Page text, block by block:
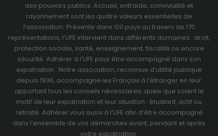
des pouvoirs publics. Accueil, entraide, convivialité et
rayonnement sont les quatre valeurs essentielles de
l’association. Présente dans 100 pays au travers de 170
représentations, l’UFE intervient dans différents domaines : droit,
protection sociale, santé, enseignement, fiscalité ou encore
sécurité. Adhérer à l’UFE pour être accompagné dans son
expatriation : Notre association, reconnue d’utilité publique
depuis 1936, accompagne les Français à l’étranger en leur
apportant tous les conseils nécessaires, quels que soient le
motif de leur expatriation et leur situation : étudiant, actif ou
retraité. Adhérer vous aussi à l’UFE afin d’être accompagné
dans l’ensemble de vos démarches avant, pendant et après
votre expatriation.